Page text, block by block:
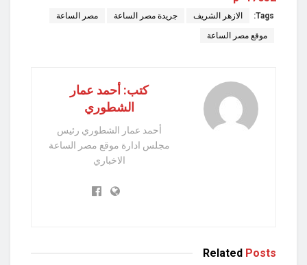
Tags: الازهر الشريف جريدة مصر الساعة مصر الساعة
موقع مصر الساعة
كتب: أحمد عمار
الشطوري
أحمد عمار الشطوري رئيس
مجلس ادارة موقع مصر الساعة
الاخباري
Related Posts